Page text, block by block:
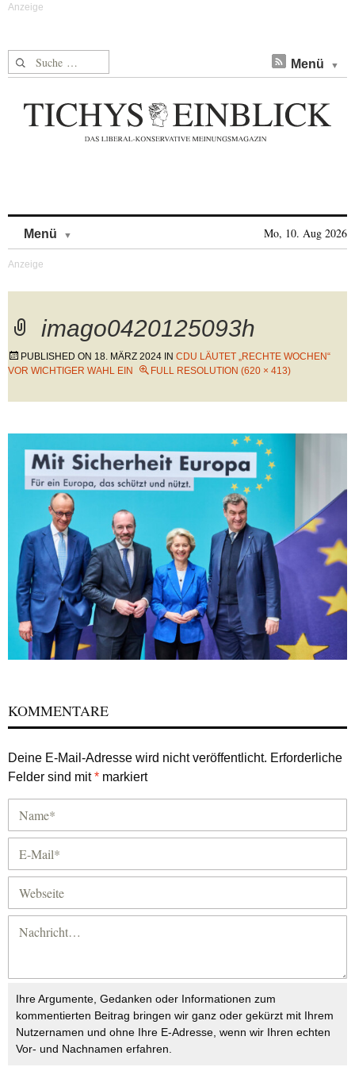
Suche nach: Menü
Menü Mo, 10. Aug 2026
imago0420125093h
PUBLISHED ON 18. MÄRZ 2024 IN CDU LÄUTET „RECHTE WOCHEN“
VOR WICHTIGER WAHL EIN
FULL RESOLUTION (620 × 413)
KOMMENTARE
Deine E-Mail-Adresse wird nicht veröffentlicht. Erforderliche
Felder sind mit* markiert
Ihre Argumente, Gedanken oder Informationen zum
kommentierten Beitrag bringen wir ganz oder gekürzt mit Ihrem
Nutzernamen und ohne Ihre E-Adresse, wenn wir Ihren echten
Vor- und Nachnamen erfahren.